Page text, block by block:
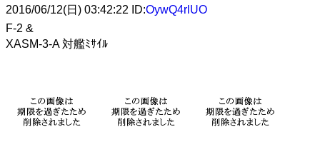
2016/06/12(日) 03:42:22 ID:OywQ4rlUO
F-2 &
XASM-3-A 対艦ﾐｻｲﾙ